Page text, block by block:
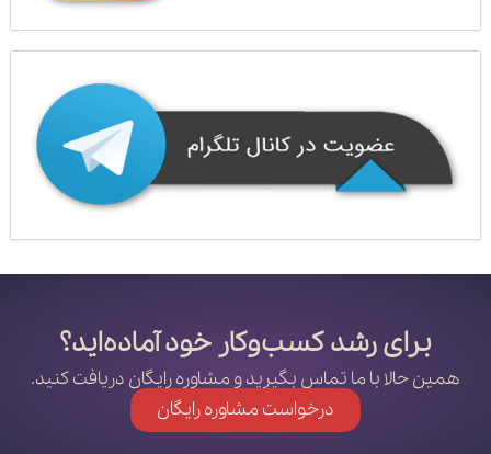
برای رشد کسب‌وکار خود آماده‌اید؟
همین حالا با ما تماس بگیرید و مشاوره رایگان دریافت کنید.
درخواست مشاوره رایگان